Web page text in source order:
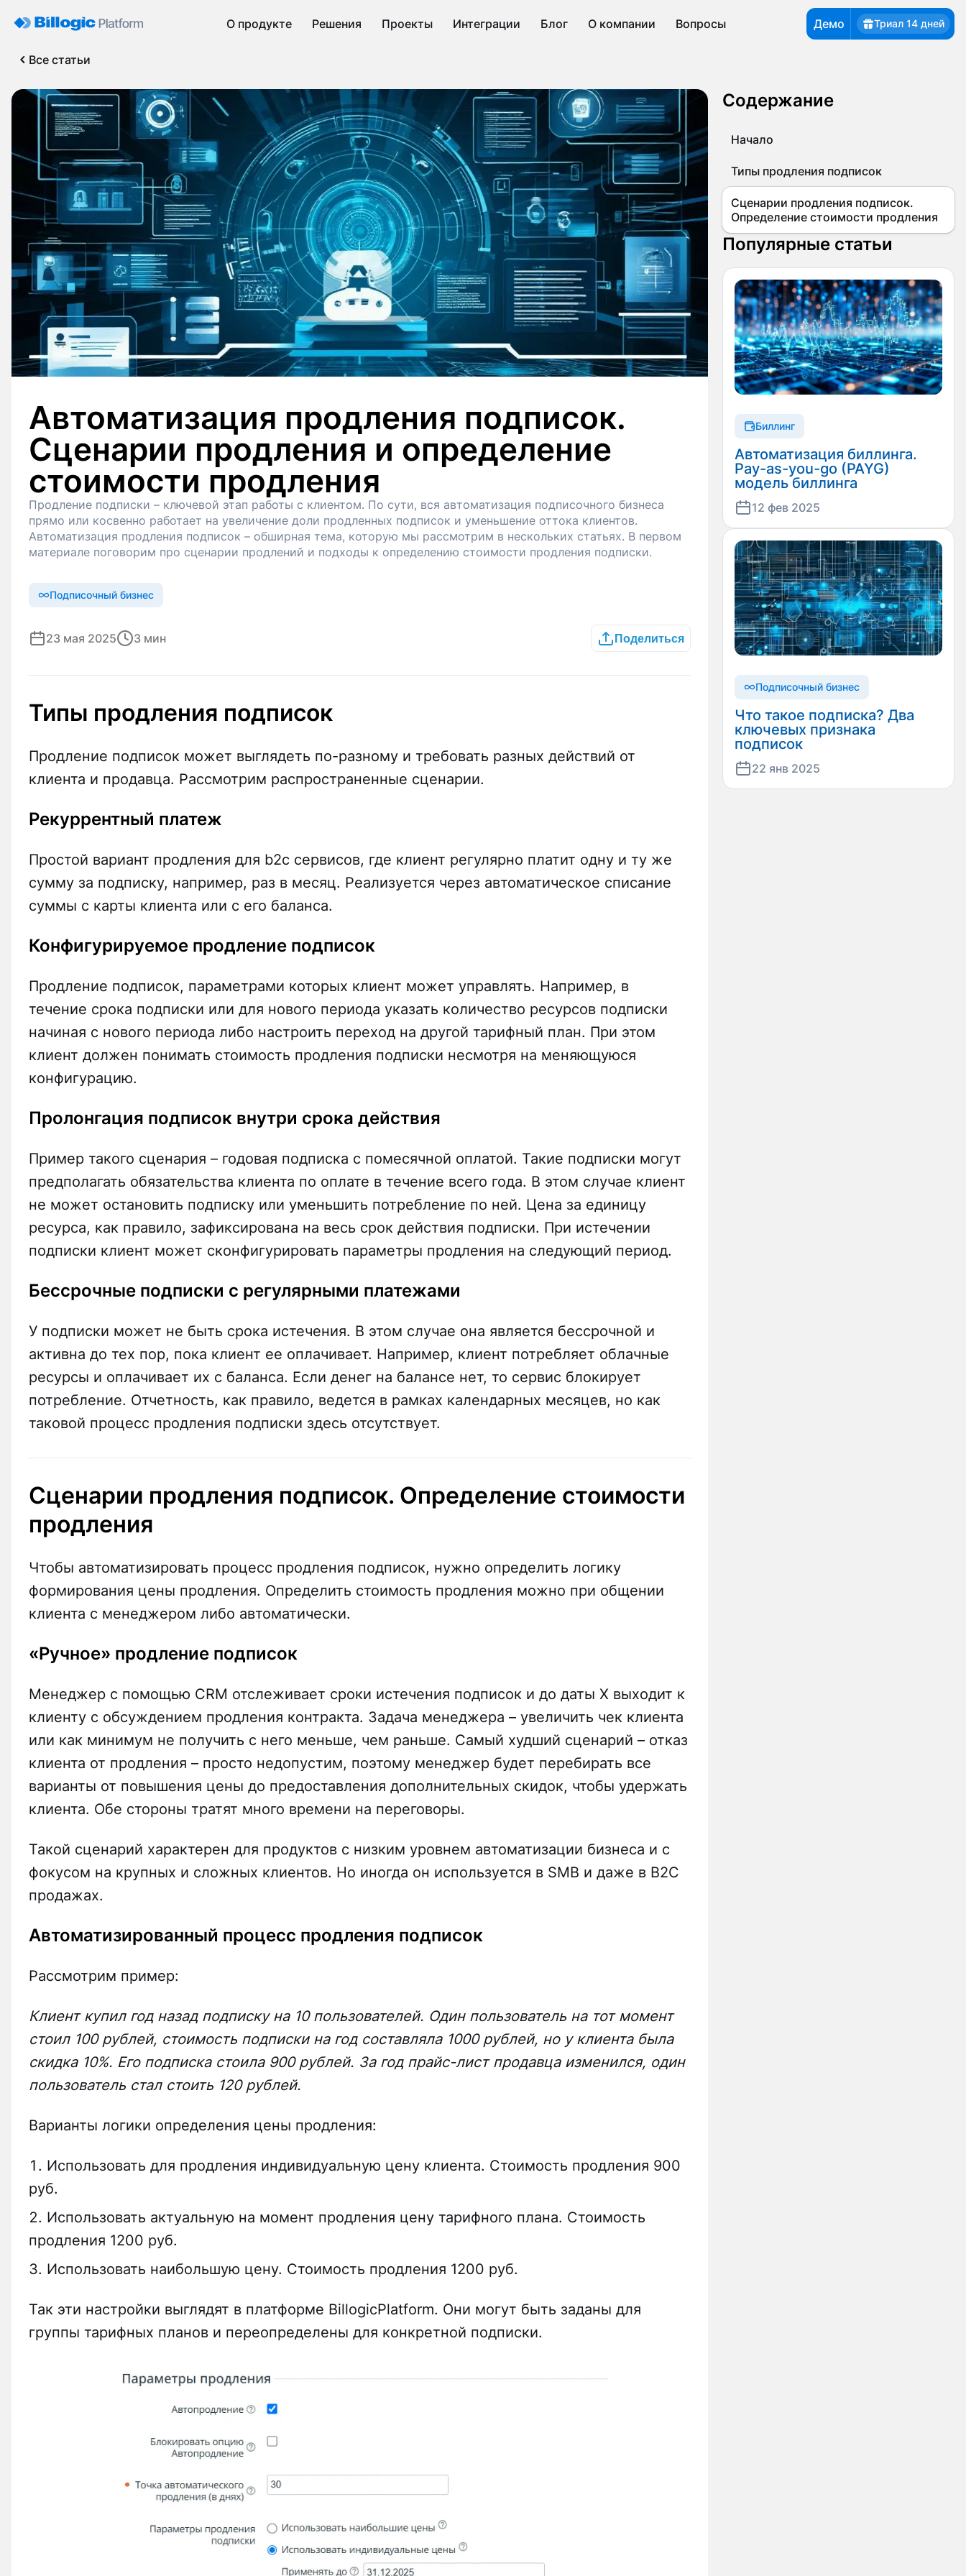
О продукте Решения Проекты Интеграции Блог О компании Вопросы Демо Триал 14 дней
Все статьи
Автоматизация продления подписок.
Сценарии продления и определение
стоимости продления
Продление подписки – ключевой этап работы с клиентом. По сути, вся автоматизация подписочного бизнеса
прямо или косвенно работает на увеличение доли продленных подписок и уменьшение оттока клиентов.
Автоматизация продления подписок – обширная тема, которую мы рассмотрим в нескольких статьях. В первом
материале поговорим про сценарии продлений и подходы к определению стоимости продления подписки.
Подписочный бизнес
23 мая 2025 3 мин Поделиться
Типы продления подписок
Продление подписок может выглядеть по-разному и требовать разных действий от
клиента и продавца. Рассмотрим распространенные сценарии.
Рекуррентный платеж
Простой вариант продления для b2c сервисов, где клиент регулярно платит одну и ту же
сумму за подписку, например, раз в месяц. Реализуется через автоматическое списание
суммы с карты клиента или с его баланса.
Конфигурируемое продление подписок
Продление подписок, параметрами которых клиент может управлять. Например, в
течение срока подписки или для нового периода указать количество ресурсов подписки
начиная с нового периода либо настроить переход на другой тарифный план. При этом
клиент должен понимать стоимость продления подписки несмотря на меняющуюся
конфигурацию.
Пролонгация подписок внутри срока действия
Пример такого сценария – годовая подписка с помесячной оплатой. Такие подписки могут
предполагать обязательства клиента по оплате в течение всего года. В этом случае клиент
не может остановить подписку или уменьшить потребление по ней. Цена за единицу
ресурса, как правило, зафиксирована на весь срок действия подписки. При истечении
подписки клиент может сконфигурировать параметры продления на следующий период.
Бессрочные подписки с регулярными платежами
У подписки может не быть срока истечения. В этом случае она является бессрочной и
активна до тех пор, пока клиент ее оплачивает. Например, клиент потребляет облачные
ресурсы и оплачивает их с баланса. Если денег на балансе нет, то сервис блокирует
потребление. Отчетность, как правило, ведется в рамках календарных месяцев, но как
таковой процесс продления подписки здесь отсутствует.
Сценарии продления подписок. Определение стоимости
продления
Чтобы автоматизировать процесс продления подписок, нужно определить логику
формирования цены продления. Определить стоимость продления можно при общении
клиента с менеджером либо автоматически.
«Ручное» продление подписок
Менеджер с помощью CRM отслеживает сроки истечения подписок и до даты X выходит к
клиенту с обсуждением продления контракта. Задача менеджера – увеличить чек клиента
или как минимум не получить с него меньше, чем раньше. Самый худший сценарий – отказ
клиента от продления – просто недопустим, поэтому менеджер будет перебирать все
варианты от повышения цены до предоставления дополнительных скидок, чтобы удержать
клиента. Обе стороны тратят много времени на переговоры.
Такой сценарий характерен для продуктов с низким уровнем автоматизации бизнеса и с
фокусом на крупных и сложных клиентов. Но иногда он используется в SMB и даже в B2C
продажах.
Автоматизированный процесс продления подписок
Рассмотрим пример:
Клиент купил год назад подписку на 10 пользователей. Один пользователь на тот момент
стоил 100 рублей, стоимость подписки на год составляла 1000 рублей, но у клиента была
скидка 10%. Его подписка стоила 900 рублей. За год прайс-лист продавца изменился, один
пользователь стал стоить 120 рублей.
Варианты логики определения цены продления:
Использовать для продления индивидуальную цену клиента. Стоимость продления 900
руб.
Использовать актуальную на момент продления цену тарифного плана. Стоимость
продления 1200 руб.
Использовать наибольшую цену. Стоимость продления 1200 руб.
Так эти настройки выглядят в платформе BillogicPlatform. Они могут быть заданы для
группы тарифных планов и переопределены для конкретной подписки.
Содержание
Начало
Типы продления подписок
Сценарии продления подписок.
Определение стоимости продления
Популярные статьи
Биллинг
Автоматизация биллинга.
Pay-as-you-go (PAYG)
модель биллинга
12 фев 2025
Подписочный бизнес
Что такое подписка? Два
ключевых признака
подписок
22 янв 2025